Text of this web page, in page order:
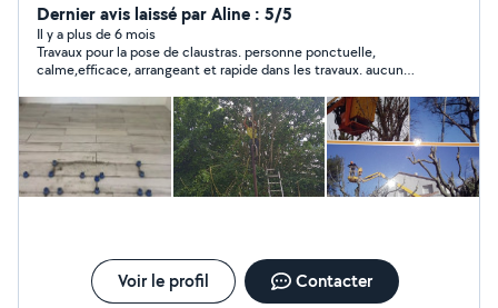
Dernier avis laissé par Aline : 5/5
Il y a plus de 6 mois
Travaux pour la pose de claustras. personne ponctuelle,
calme,efficace, arrangeant et rapide dans les travaux. aucun
Voir le profil Contacter